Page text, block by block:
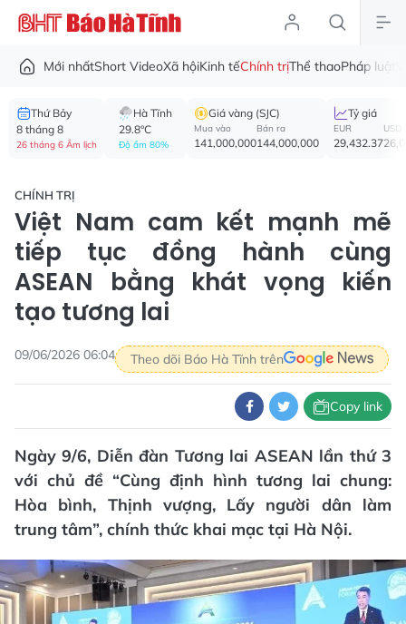
Mới nhấtShort VideoXã hộiKinh tếChính trịThể thaoPháp luật
Thứ Bảy
8 tháng 8
26 tháng 6 Âm lịch
Hà Tĩnh
29.8°C
Độ ẩm 80%
Giá vàng (SJC)
Mua vào
141,000,000
Bán ra
144,000,000
Tỷ giá
EUR
29,432.37
USD
CHÍNH TRỊ
Việt Nam cam kết mạnh mẽ
tiếp tục đồng hành cùng
ASEAN bằng khát vọng kiến
tạo tương lai
09/06/2026 06:04 Theo dõi Báo Hà Tĩnh trên
Copy link
Ngày 9/6, Diễn đàn Tương lai ASEAN lần thứ 3
với chủ đề “Cùng định hình tương lai chung:
Hòa bình, Thịnh vượng, Lấy người dân làm
trung tâm”, chính thức khai mạc tại Hà Nội.